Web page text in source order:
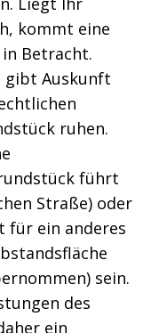
kommt eine
Betracht.
gibt Auskunft
ruhen.
führt
Straße) oder
für ein anderes
sein.
des
ein